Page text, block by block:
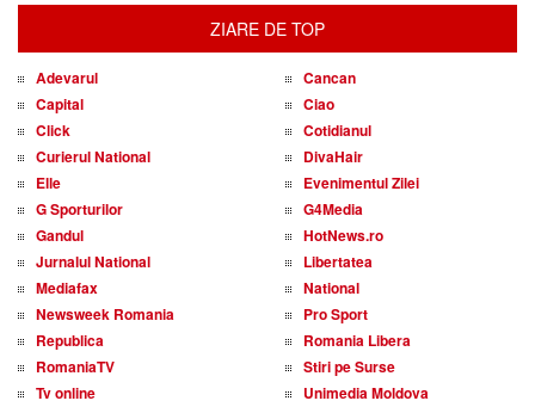
ZIARE DE TOP
Adevarul
Cancan
Capital
Ciao
Click
Cotidianul
Curierul National
DivaHair
Elle
Evenimentul Zilei
G Sporturilor
G4Media
Gandul
HotNews.ro
Jurnalul National
Libertatea
Mediafax
National
Newsweek Romania
Pro Sport
Republica
Romania Libera
RomaniaTV
Stiri pe Surse
Tv online
Unimedia Moldova